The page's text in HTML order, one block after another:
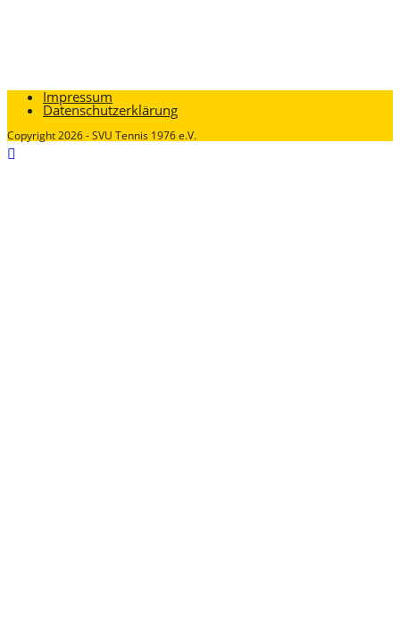
Impressum
Datenschutzerklärung
Copyright 2026 - SVU Tennis 1976 e.V.